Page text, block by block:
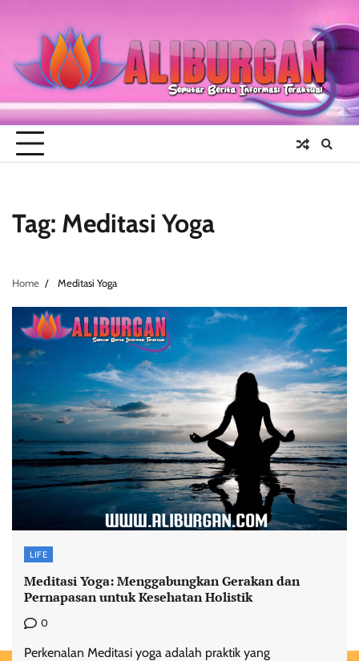
Tag: Meditasi Yoga
Home Meditasi Yoga
LIFE
Meditasi Yoga: Menggabungkan Gerakan dan
Pernapasan untuk Kesehatan Holistik
0
Perkenalan Meditasi yoga adalah praktik yang